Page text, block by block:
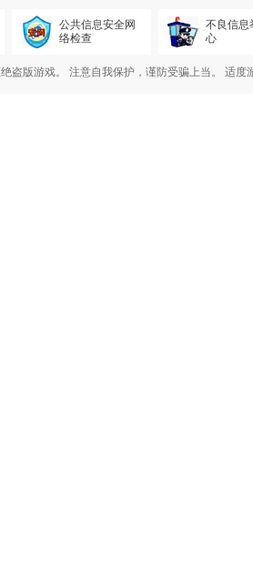
公共信息安全网
络检查
不良信息
心
盗版游戏。 注意自我保护，谨防受骗上当。 适